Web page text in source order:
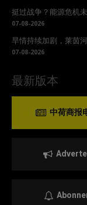
挺过战争？能源危机
07-08-2026
旱情持续加剧，莱茵
07-08-2026
最新版本
中荷商报